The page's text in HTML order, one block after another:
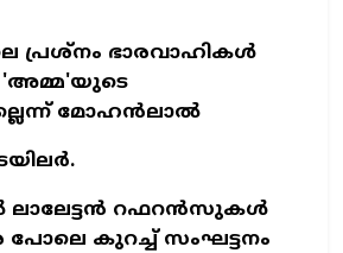
പ്രശ്നം ഭാരവാഹികൾ
'അമ്മ'യുടെ
മോഹൻലാൽ
ലാലേട്ടന്‍ റഫറന്‍സുകള്‍
പോലെ കുറച്ച് സംഘട്ടനം